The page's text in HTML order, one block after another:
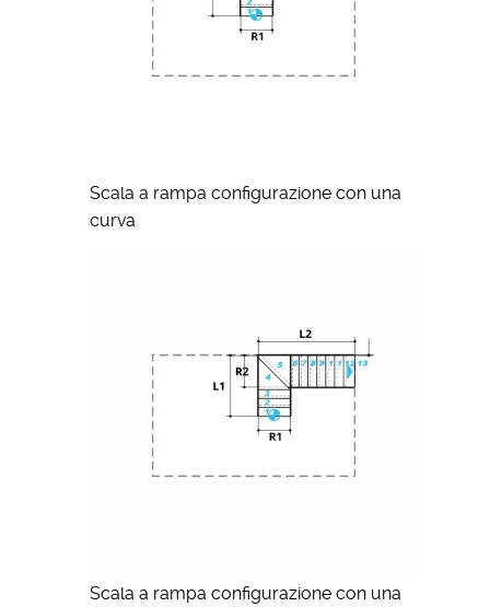
Scala a rampa configurazione con una
curva
Scala a rampa configurazione con una